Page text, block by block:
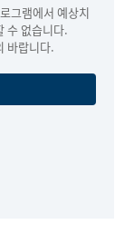
그램에서 예상치
수 없습니다.
바랍니다.